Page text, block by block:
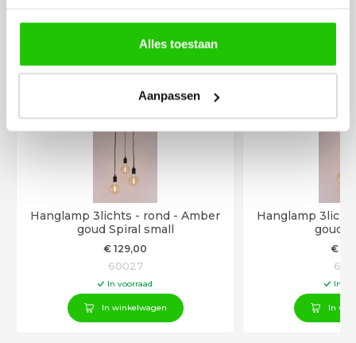
Alles toestaan
Aanpassen
UIT DE SERIE JUST
Hanglamp 3lichts - rond - Amber
goud Spiral small
€ 129,00
60027
In voorraad
In winkelwagen
Hanglamp
goud
€195
In
In